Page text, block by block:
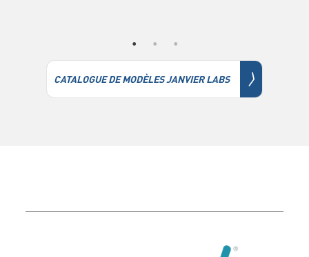
CATALOGUE DE MODÈLES JANVIER LABS 〉